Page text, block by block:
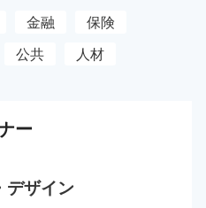
金融
保険
公共 人材
ー
デザイン